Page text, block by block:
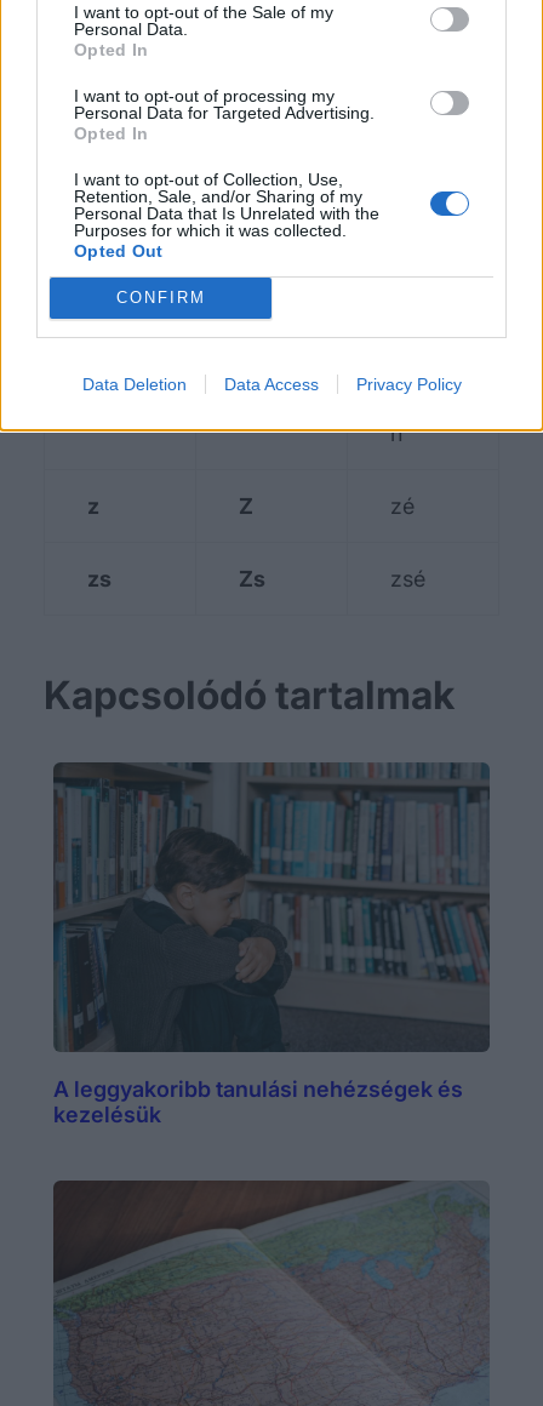
I want to opt-out of the Sale of my
Personal Data.
Opted In
I want to opt-out of processing my
Personal Data for Targeted Advertising.
Opted In
I want to opt-out of Collection, Use,
Retention, Sale, and/or Sharing of my
Personal Data that Is Unrelated with the
Purposes for which it was collected.
Opted Out
CONFIRM
Data Deletion Data Access Privacy Policy
ű
v
w W
dupla
x X
y Y
ipszilo
n
z Z zé
zs Zs zsé
Kapcsolódó tartalmak
A leggyakoribb tanulási nehézségek és
kezelésük